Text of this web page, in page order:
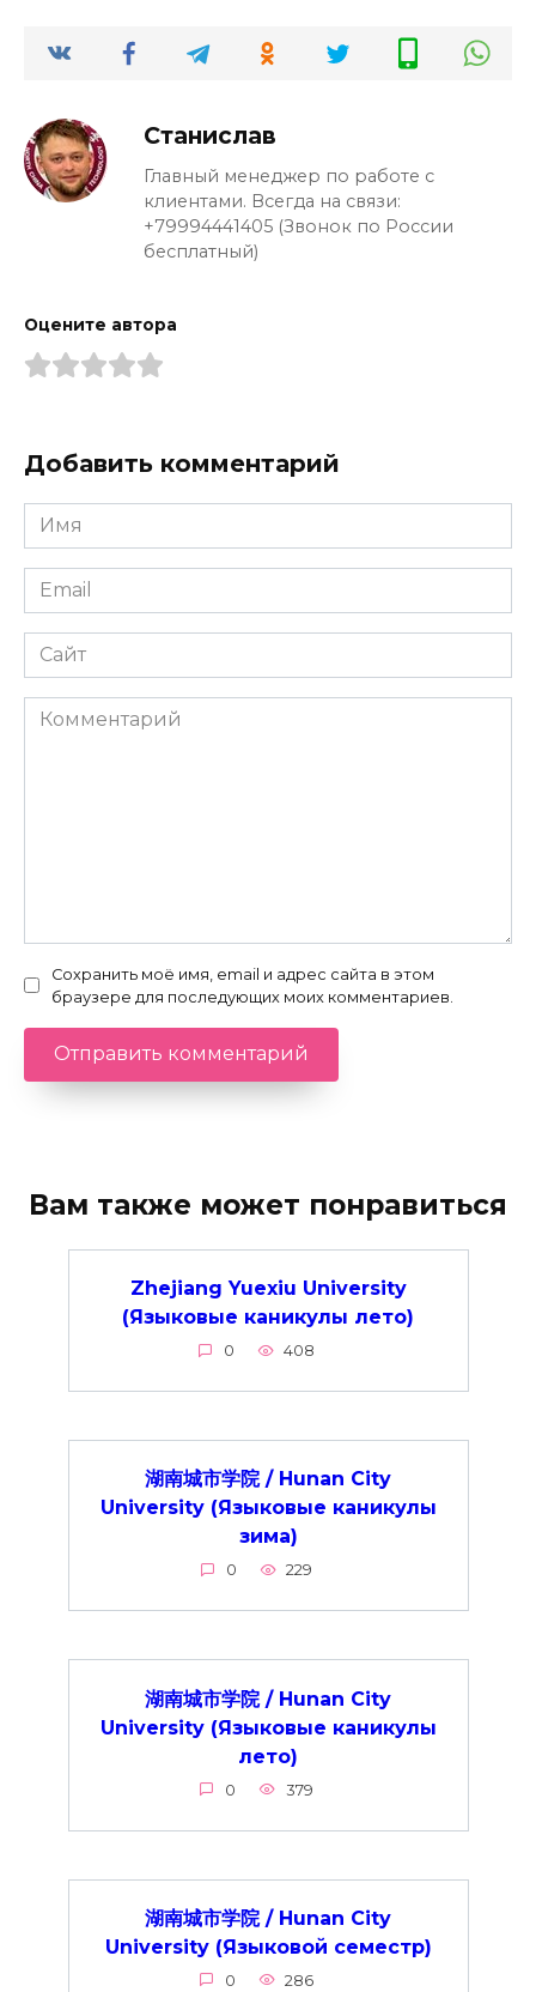
Станислав
Главный менеджер по работе с
клиентами. Всегда на связи:
+79994441405 (Звонок по России
бесплатный)
Оцените автора
Добавить комментарий
Имя
*
Email
*
Сайт
Комментарий
Сохранить моё имя, email и адрес сайта в этом
браузере для последующих моих комментариев.
Вам также может понравиться
Zhejiang Yuexiu University
(Языковые каникулы лето)
0 408
湖南城市学院 / Hunan City
University (Языковые каникулы
зима)
0 229
湖南城市学院 / Hunan City
University (Языковые каникулы
лето)
0 379
湖南城市学院 / Hunan City
University (Языковой семестр)
0 286